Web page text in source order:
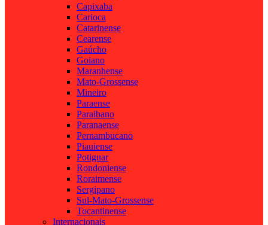
Capixaba
Carioca
Catarinense
Cearense
Gaúcho
Goiano
Maranhense
Mato-Grossense
Mineiro
Paraense
Paraibano
Paranaense
Pernambucano
Piauiense
Potiguar
Rondoniense
Roraimense
Sergipano
Sul-Mato-Grossense
Tocantinense
Internacionais